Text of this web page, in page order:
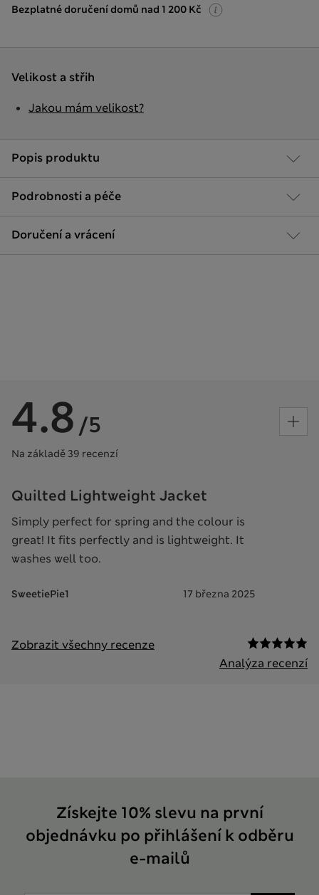
Bezplatné doručení domů nad 1 200 Kč
Popis produktu
Podrobnosti a péče
Doručení a vrácení
Velikost a střih
Jakou mám velikost?
4.8 /5
Na základě 39 recenzí
Quilted Lightweight Jacket
Simply perfect for spring and the colour is
great! It fits perfectly and is lightweight. It
washes well too.
SweetiePie1 17 března 2025
Zobrazit všechny recenze
Analýza recenzí
Získejte 10% slevu na první
objednávku po přihlášení k odběru
e-mailů